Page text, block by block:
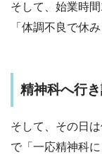
そして、始業時
「体調不良で休
精神科へ行
そして、その日
で「一応精神科